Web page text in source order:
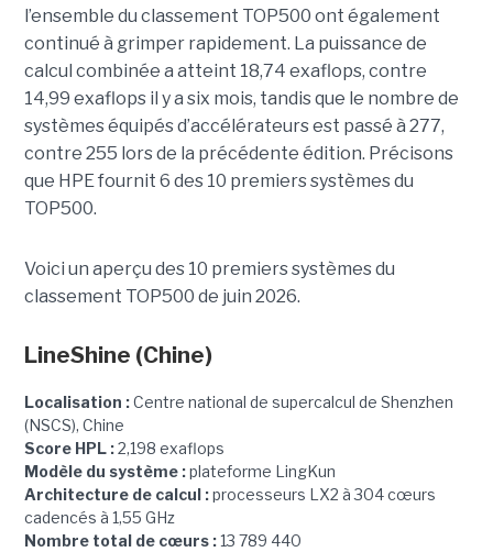
l’ensemble du classement TOP500 ont également
continué à grimper rapidement. La puissance de
calcul combinée a atteint 18,74 exaflops, contre
14,99 exaflops il y a six mois, tandis que le nombre de
systèmes équipés d’accélérateurs est passé à 277,
contre 255 lors de la précédente édition. Précisons
que HPE fournit 6 des 10 premiers systèmes du
TOP500.
Voici un aperçu des 10 premiers systèmes du
classement TOP500 de juin 2026.
LineShine (Chine)
Localisation :Centre national de supercalcul de Shenzhen
(NSCS), Chine
Score HPL :2,198 exaflops
Modèle du système :plateforme LingKun
Architecture de calcul :processeurs LX2 à 304 cœurs
cadencés à 1,55 GHz
Nombre total de cœurs :13 789 440